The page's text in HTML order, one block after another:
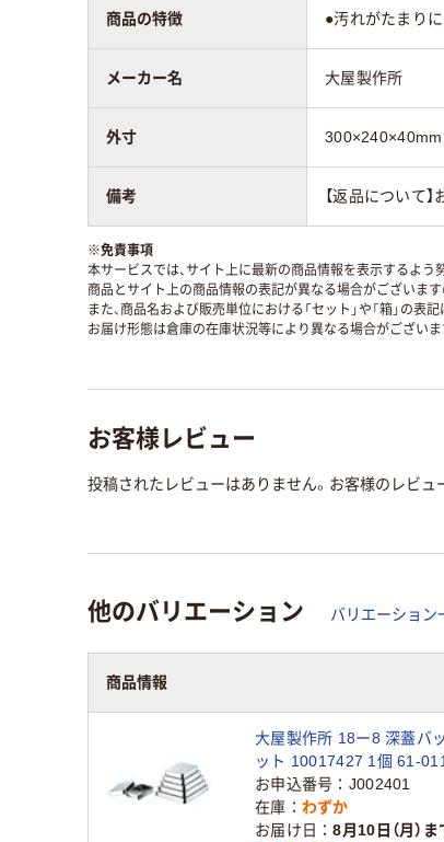
商品の特徴 ●汚れがたまり
メーカー名 大屋製作所
外寸 300×240×40mm
備考 【返品について
※免責事項
本サービスでは、サイト上に最新の商品情報を表示するよう
商品とサイト上の商品情報の表記が異なる場合がございま
また、商品名および販売単位における「セット」や「箱」の
お届け形態は倉庫の在庫状況等により異なる場合がございま
お客様レビュー
投稿されたレビューはありません。お客様のレビュ
他のバリエーション バリエーション
商品情報
大屋製作所 18ー8 深蓋バ
ット 10017427 1個 61-
お申込番号
J002401
在庫
わずか
お届け日
8月10日（月）ま